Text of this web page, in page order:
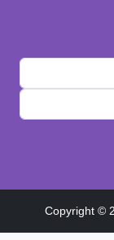
Copyright ©